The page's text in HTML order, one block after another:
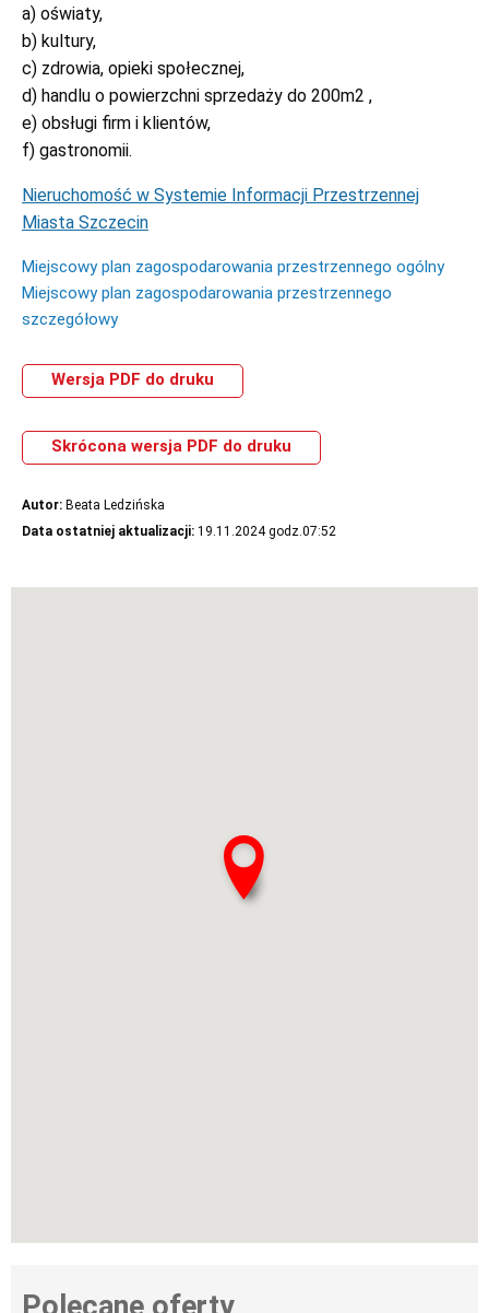
a) oświaty,
b) kultury,
c) zdrowia, opieki społecznej,
d) handlu o powierzchni sprzedaży do 200m2 ,
e) obsługi firm i klientów,
f) gastronomii.
Nieruchomość w Systemie Informacji Przestrzennej
Miasta Szczecin
Miejscowy plan zagospodarowania przestrzennego ogólny
Miejscowy plan zagospodarowania przestrzennego
szczegółowy
Wersja PDF do druku
Skrócona wersja PDF do druku
Autor: Beata Ledzińska
Data ostatniej aktualizacji: 19.11.2024 godz.07:52